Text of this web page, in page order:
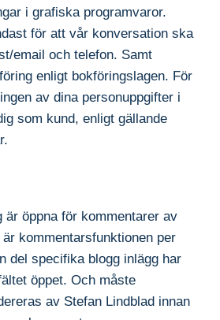
i grafiska programvaror.
för att vår konversation ska
email och telefon. Samt
enligt bokföringslagen. För
av dina personuppgifter i
som kund, enligt gällande
är öppna för kommentarer av
kommentarsfunktionen per
del specifika blogg inlägg har
öppet. Och måste
av Stefan Lindblad innan